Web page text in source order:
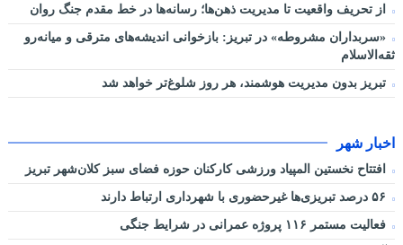
از تحریف واقعیت تا مدیریت ذهن‌ها؛ رسانه‌ها در خط مقدم جنگ روان
«سربداران مشروطه» در تبریز: بازخوانی اندیشه‌های مترقی و میانه‌رو
ثقه‌الاسلام
تبریز بدون مدیریت هوشمند، هر روز شلوغ‌تر خواهد شد
اخبار شهر
افتتاح نخستین المپیاد ورزشی کارکنان حوزه فضای سبز کلان‌شهر تبریز
فعالیت مستمر ۱۱۶ پروژه عمرانی در شرایط جنگی